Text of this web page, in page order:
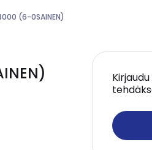
(6-0SAINEN)